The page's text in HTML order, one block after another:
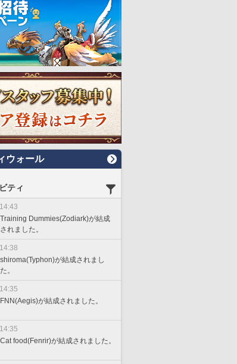
ウォール
ティ
Training Dummies(Zodiark)が結成
されました。
shiroma(Typhon)が結成されまし
た。
FNN(Aegis)が結成されました。
Cat food(Fenrir)が結成されました。